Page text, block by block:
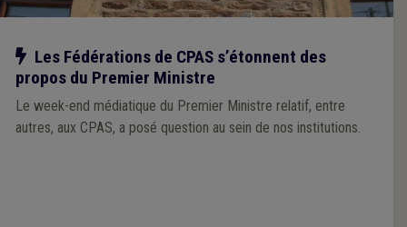
Notre action
Les Fédérations de CPAS s’étonnent des
propos du Premier Ministre
Le week-end médiatique du Premier Ministre relatif, entre
autres, aux CPAS, a posé question au sein de nos institutions.